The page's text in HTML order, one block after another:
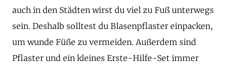
auch in den Städten wirst du viel zu Fuß unterwegs
sein. Deshalb solltest du Blasenpflaster einpacken,
um wunde Füße zu vermeiden. Außerdem sind
Pflaster und ein kleines Erste-Hilfe-Set immer